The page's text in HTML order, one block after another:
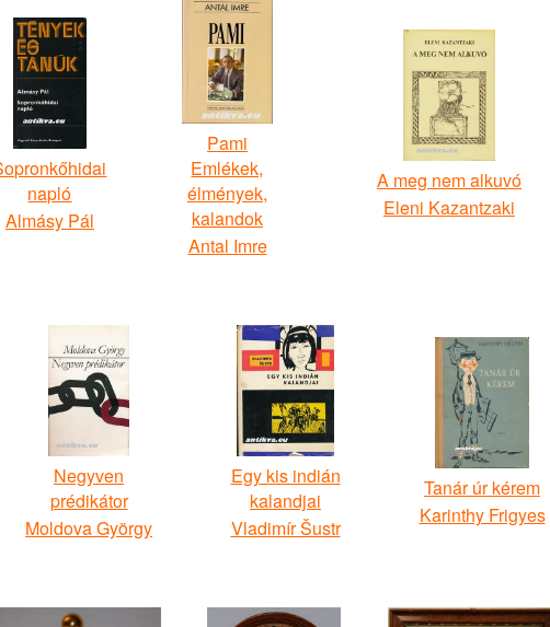
napló
Almásy Pál
Pami
Emlékek,
élmények,
kalandok
Antal Imre
A meg nem alkuvó
Eleni Kazantzaki
Negyven
prédikátor
Moldova György
Egy kis indián
kalandjai
Vladimír Šustr
Tanár úr kérem
Karinthy Frigyes